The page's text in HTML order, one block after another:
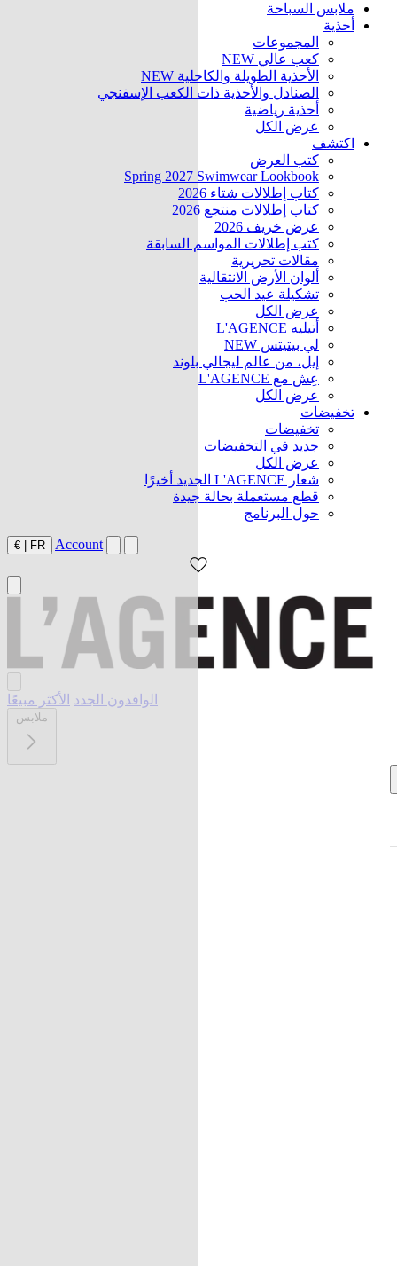
ملابس السباحة
أحذية
المجموعات
كعب عالي NEW
الأحذية الطويلة والكاحلية NEW
الصنادل والأحذية ذات الكعب الإسفنجي
أحذية رياضية
عرض الكل
اكتشف
كتب العرض
Spring 2027 Swimwear Lookbook
كتاب إطلالات شتاء 2026
كتاب إطلالات منتجع 2026
عرض خريف 2026
كتب إطلالات المواسم السابقة
مقالات تحريرية
ألوان الأرض الانتقالية
تشكيلة عيد الحب
عرض الكل
أتيليه L'AGENCE
لي بيتيتس NEW
إيل، من عالم ليجالي بلوند
عِش مع L'AGENCE
عرض الكل
تخفيضات
تخفيضات
جديد في التخفيضات
عرض الكل
شعار L'AGENCE الجديد أخيرًا
قطع مستعملة بحالة جيدة
حول البرنامج
FR
€ Account
الوافدون الجدد الأكثر مبيعًا
ملابس